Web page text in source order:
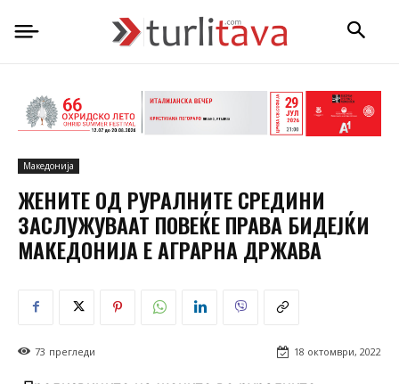
Македонија
ЖЕНИТЕ ОД РУРАЛНИТЕ СРЕДИНИ
ЗАСЛУЖУВААТ ПОВЕЌЕ ПРАВА БИДЕЈЌИ
МАКЕДОНИЈА Е АГРАРНА ДРЖАВА
18 октомври, 2022
73 прегледи